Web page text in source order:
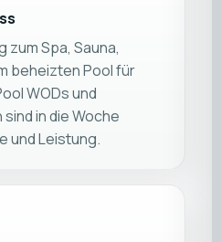
zum Spa, Sauna,
beheizten Pool für
WODs und
in die Woche
und Leistung.